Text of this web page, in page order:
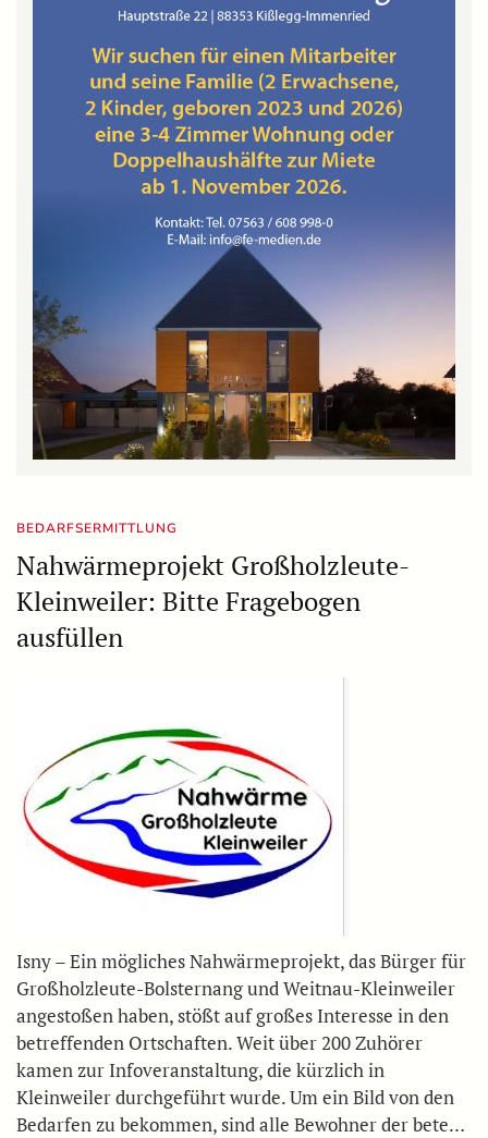
BEDARFSERMITTLUNG
Nahwärmeprojekt Großholzleute-
Kleinweiler: Bitte Fragebogen
ausfüllen
Isny – Ein mögliches Nahwärmeprojekt, das Bürger für
Großholzleute-Bolsternang und Weitnau-Kleinweiler
angestoßen haben, stößt auf großes Interesse in den
betreffenden Ortschaften. Weit über 200 Zuhörer
kamen zur Infoveranstaltung, die kürzlich in
Kleinweiler durchgeführt wurde. Um ein Bild von den
Bedarfen zu bekommen, sind alle Bewohner der bete…